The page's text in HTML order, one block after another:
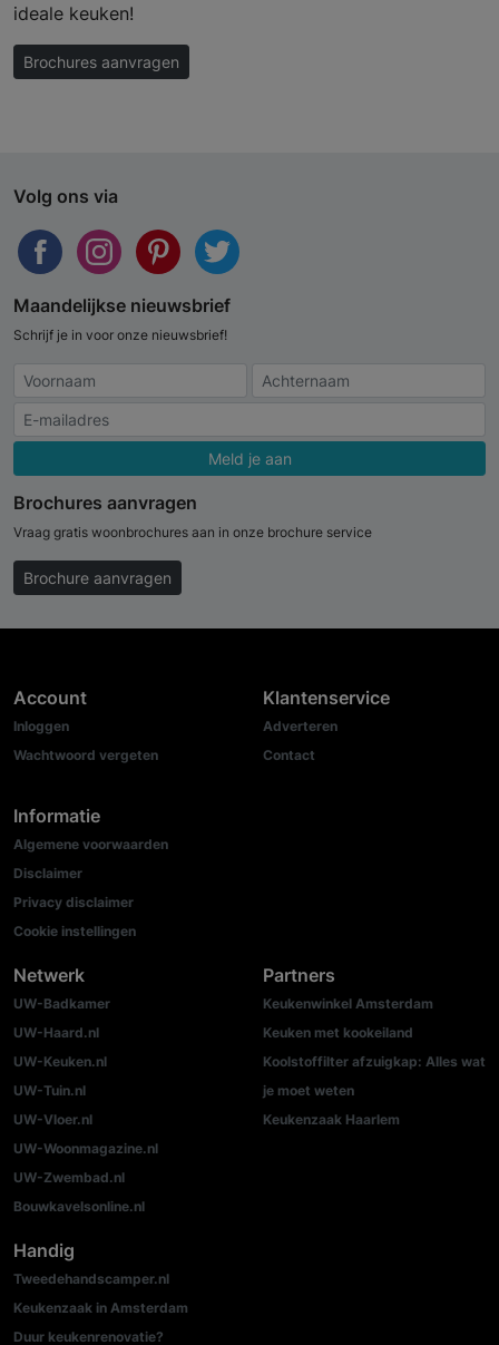
ideale keuken!
Brochures aanvragen
Volg ons via
Maandelijkse nieuwsbrief
Schrijf je in voor onze nieuwsbrief!
Meld je aan
Brochures aanvragen
Vraag gratis woonbrochures aan in onze brochure service
Brochure aanvragen
Account
Inloggen
Wachtwoord vergeten
Informatie
Algemene voorwaarden
Disclaimer
Privacy disclaimer
Cookie instellingen
Klantenservice
Adverteren
Contact
Netwerk
UW-Badkamer
UW-Haard.nl
UW-Keuken.nl
UW-Tuin.nl
UW-Vloer.nl
UW-Woonmagazine.nl
UW-Zwembad.nl
Bouwkavelsonline.nl
Partners
Keukenwinkel Amsterdam
Keuken met kookeiland
Koolstoffilter afzuigkap: Alles wat
je moet weten
Keukenzaak Haarlem
Handig
Tweedehandscamper.nl
Keukenzaak in Amsterdam
Duur keukenrenovatie?